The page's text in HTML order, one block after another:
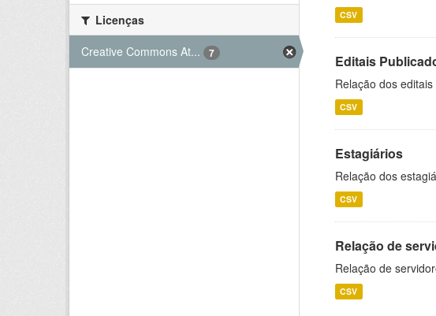
Licenças
Creative Commons At...
7
CSV
Editais
Relação dos
CSV
Estagiários
Relação dos
CSV
Relação de
Relação de
CSV